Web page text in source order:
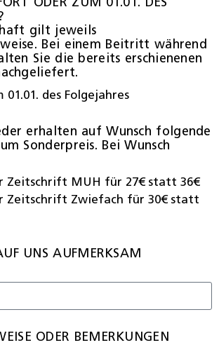
ODER ZUM 01.01. DES
gilt jeweils
Bei einem Beitritt während
Sie die bereits erschienenen
01.01. des Folgejahres
erhalten auf Wunsch folgende
Sonderpreis. Bei Wunsch
Zeitschrift MUH für 27€ statt 36€
Zeitschrift Zwiefach für 30€ statt
UNS AUFMERKSAM
ODER BEMERKUNGEN